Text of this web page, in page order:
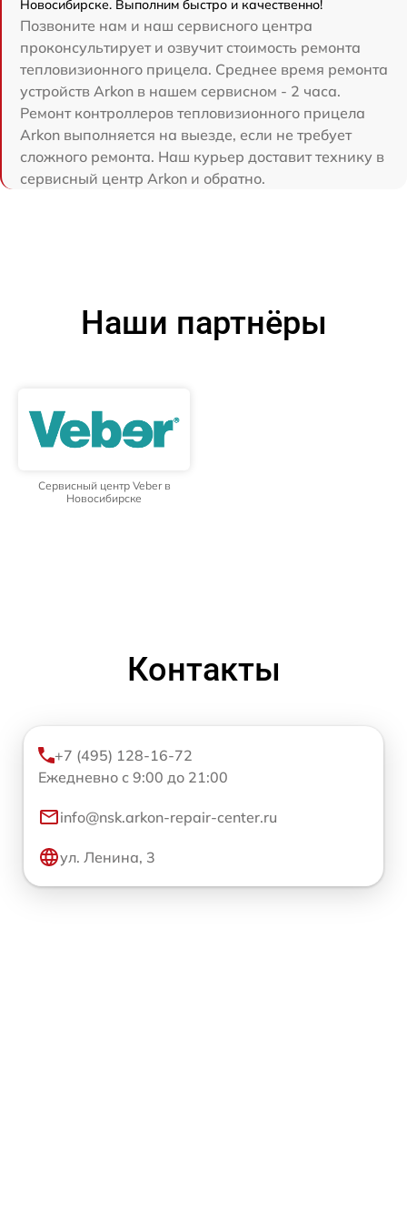
Новосибирске. Выполним быстро и качественно!
Позвоните нам и наш сервисного центра
проконсультирует и озвучит стоимость ремонта
тепловизионного прицела. Среднее время ремонта
устройств Arkon в нашем сервисном - 2 часа.
Ремонт контроллеров тепловизионного прицела
Arkon выполняется на выезде, если не требует
сложного ремонта. Наш курьер доставит технику в
сервисный центр Arkon и обратно.
Наши партнёры
Сервисный центр Veber в
Новосибирске
Контакты
+7 (495) 128-16-72
Ежедневно с 9:00 до 21:00
info@nsk.arkon-repair-center.ru
ул. Ленина, 3